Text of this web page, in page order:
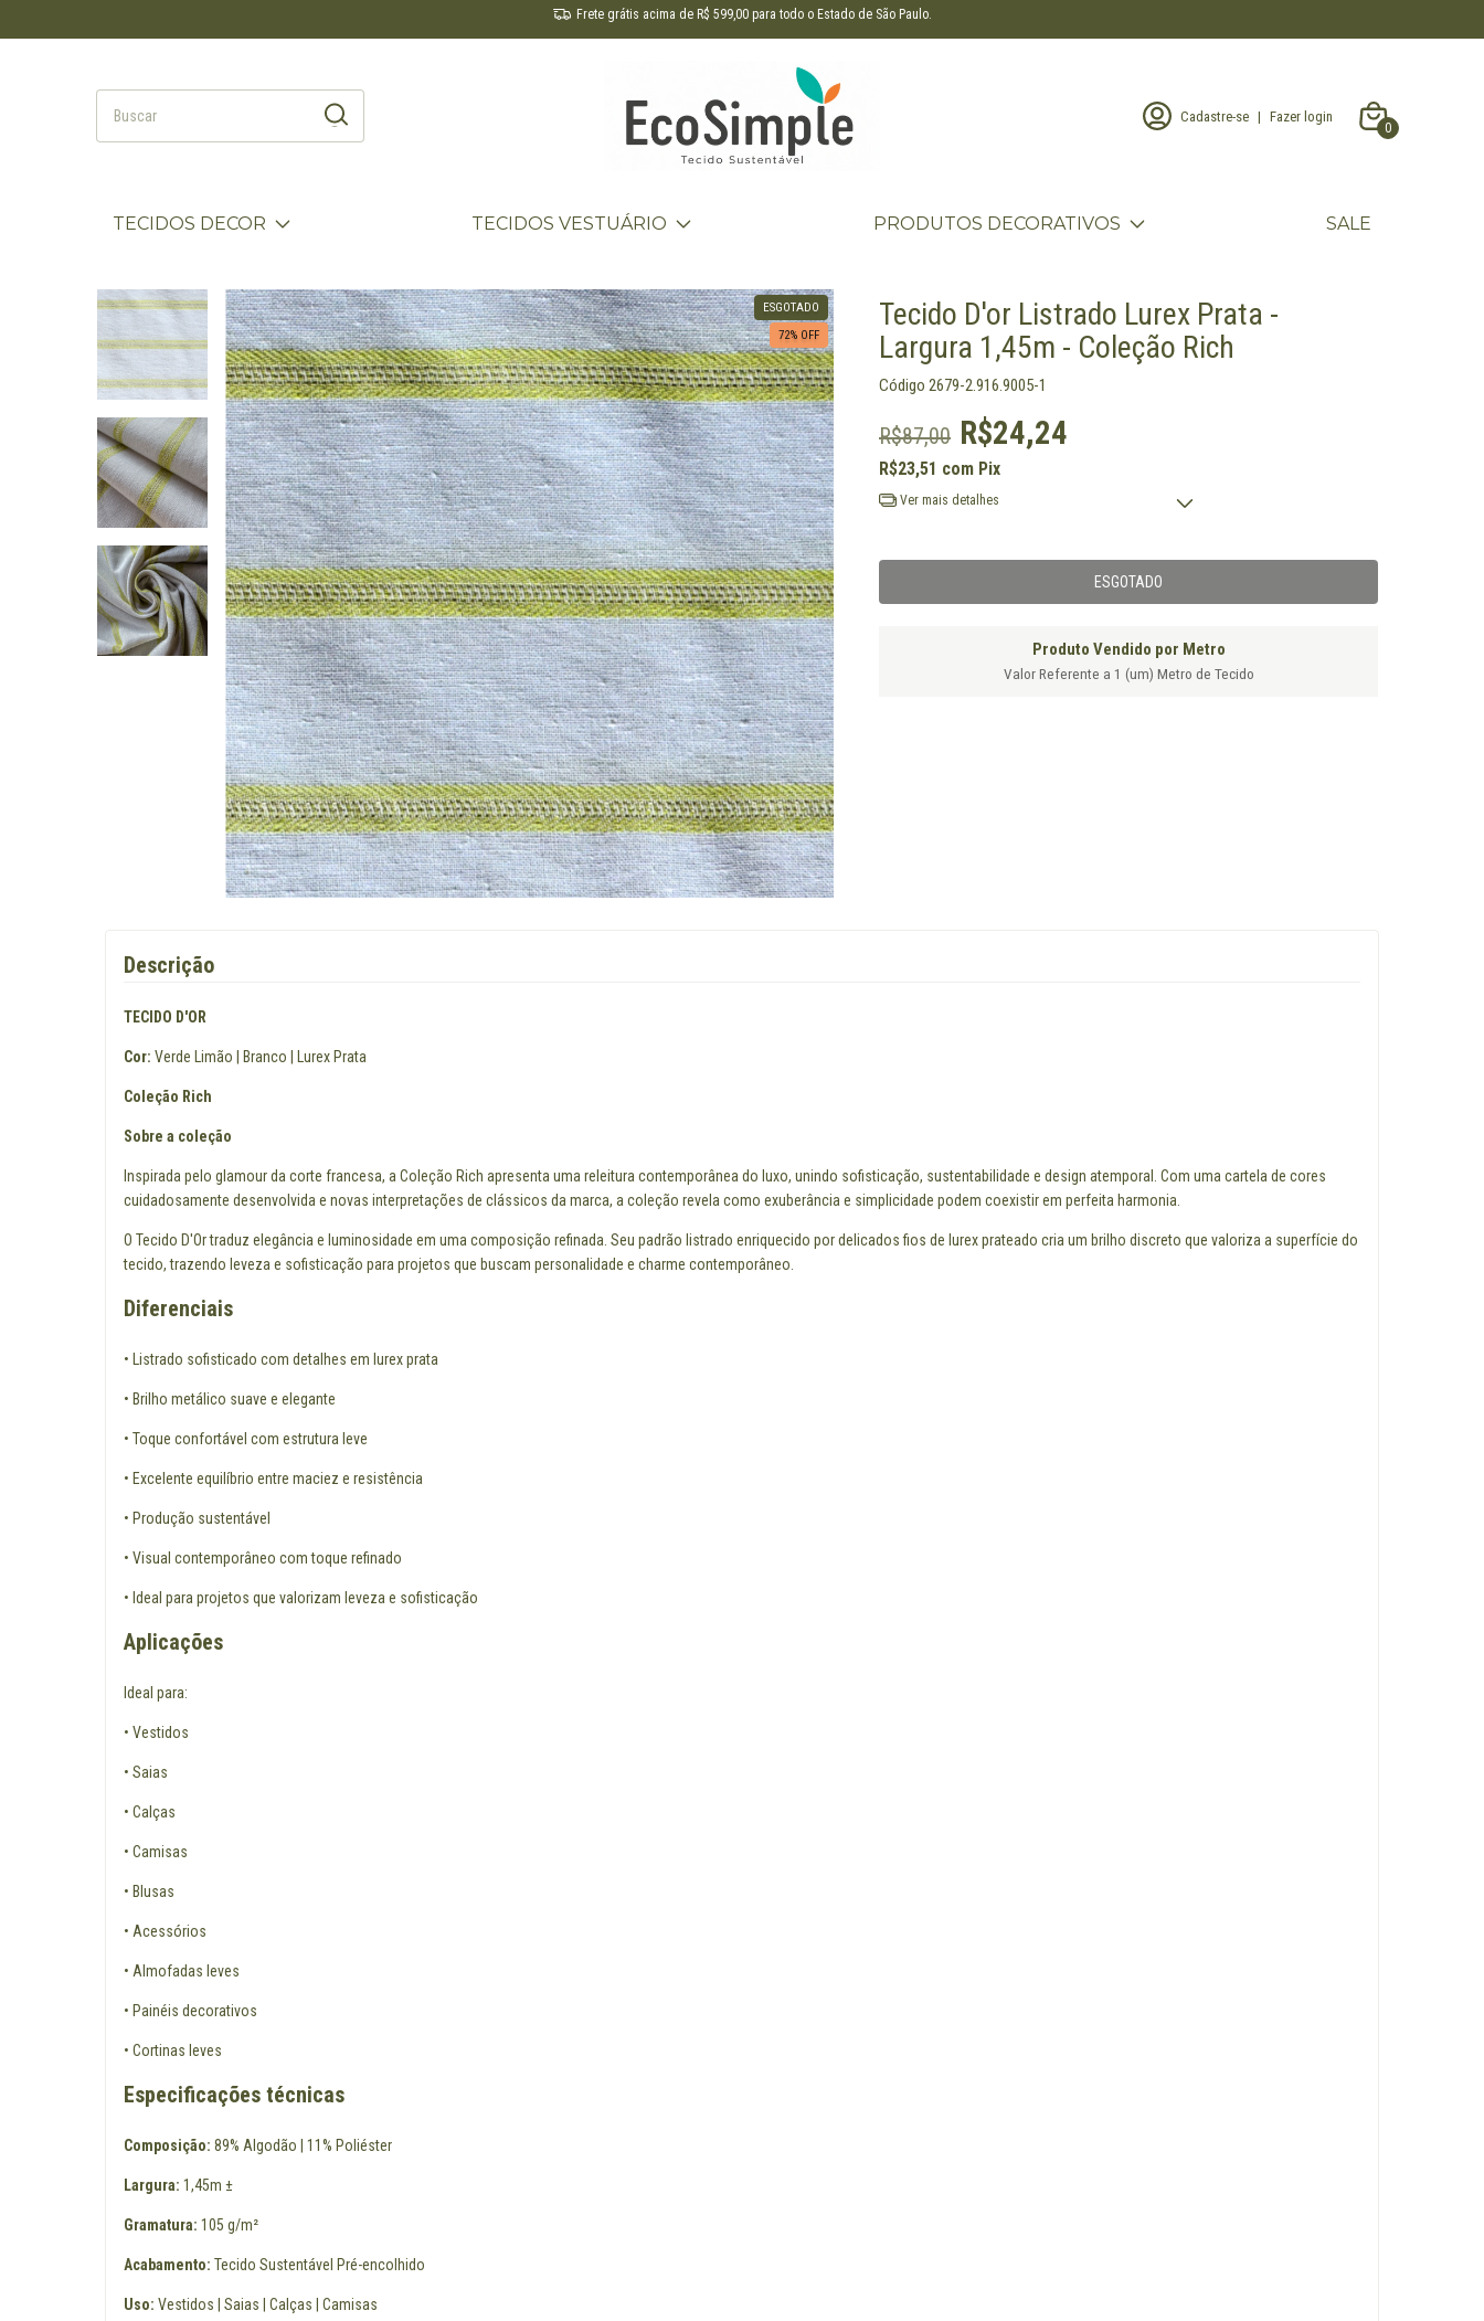
Frete grátis acima de R$ 599,00 para todo o Estado de São Paulo.
Cadastre-se | Fazer login
0
TECIDOS DECOR TECIDOS VESTUÁRIO PRODUTOS DECORATIVOS SALE
ESGOTADO
72% OFF
Tecido D'or Listrado Lurex Prata -
Largura 1,45m - Coleção Rich
Código 2679-2.916.9005-1
R$87,00 R$24,24
R$23,51 com Pix
Ver mais detalhes
Produto Vendido por Metro
Valor Referente a 1 (um) Metro de Tecido
Descrição
TECIDO D'OR
Cor: Verde Limão | Branco | Lurex Prata
Coleção Rich
Sobre a coleção
Inspirada pelo glamour da corte francesa, a Coleção Rich apresenta uma releitura contemporânea do luxo, unindo sofisticação, sustentabilidade e design atemporal. Com uma cartela de cores
cuidadosamente desenvolvida e novas interpretações de clássicos da marca, a coleção revela como exuberância e simplicidade podem coexistir em perfeita harmonia.
O Tecido D'Or traduz elegância e luminosidade em uma composição refinada. Seu padrão listrado enriquecido por delicados fios de lurex prateado cria um brilho discreto que valoriza a superfície do
tecido, trazendo leveza e sofisticação para projetos que buscam personalidade e charme contemporâneo.
Diferenciais
• Listrado sofisticado com detalhes em lurex prata
• Brilho metálico suave e elegante
• Toque confortável com estrutura leve
• Excelente equilíbrio entre maciez e resistência
• Produção sustentável
• Visual contemporâneo com toque refinado
• Ideal para projetos que valorizam leveza e sofisticação
Aplicações
Ideal para:
• Vestidos
• Saias
• Calças
• Camisas
• Blusas
• Acessórios
• Almofadas leves
• Painéis decorativos
• Cortinas leves
Especificações técnicas
Composição: 89% Algodão | 11% Poliéster
Largura: 1,45m ±
Gramatura: 105 g/m²
Acabamento: Tecido Sustentável Pré-encolhido
Uso: Vestidos | Saias | Calças | Camisas